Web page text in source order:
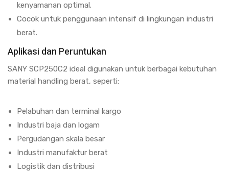
kenyamanan optimal.
Cocok untuk penggunaan intensif di lingkungan industri
berat.
Aplikasi dan Peruntukan
SANY SCP250C2 ideal digunakan untuk berbagai kebutuhan
material handling berat, seperti:
Pelabuhan dan terminal kargo
Industri baja dan logam
Pergudangan skala besar
Industri manufaktur berat
Logistik dan distribusi